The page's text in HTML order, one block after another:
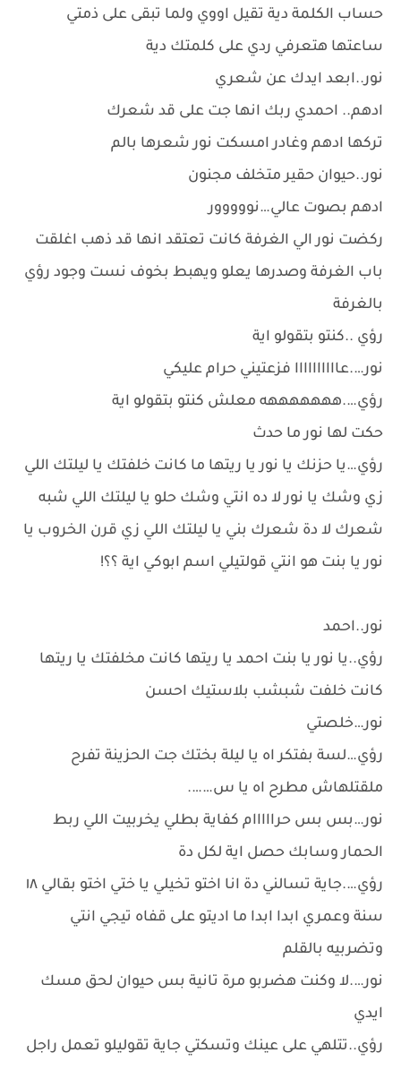
حساب الكلمة دية تقيل اووي ولما تبقى على ذمتي
ساعتها هتعرفي ردي على كلمتك دية
نور..ابعد ايدك عن شعري
ادهم.. احمدي ربك انها جت على قد شعرك
تركها ادهم وغادر امسكت نور شعرها بالم
نور..حيوان حقير متخلف مجنون
ادهم بصوت عالي…نووووور
ركضت نور الي الغرفة كانت تعتقد انها قد ذهب اغلقت
باب الغرفة وصدرها يعلو ويهبط بخوف نست وجود رؤي
بالغرفة
رؤي ..كنتو بتقولو اية
نور….عاااااااااا فزعتيني حرام عليكي
رؤي….هههههههه معلش كنتو بتقولو اية
حكت لها نور ما حدث
رؤي…يا حزنك يا نور يا ريتها ما كانت خلفتك يا ليلتك اللي
زي وشك يا نور لا ده انتي وشك حلو يا ليلتك اللي شبه
شعرك لا دة شعرك بني يا ليلتك اللي زي قرن الخروب يا
نور يا بنت هو انتي قولتيلي اسم ابوكي اية ؟؟!
نور..احمد
رؤي..يا نور يا بنت احمد يا ريتها كانت مخلفتك يا ريتها
كانت خلفت شبشب بلاستيك احسن
نور…خلصتي
رؤي…لسة بفتكر اه يا ليلة بختك جت الحزينة تفرح
ملقتلهاش مطرح اه يا س…….
نور…بس بس حرااااام كفاية بطلي يخربيت اللي ربط
الحمار وسابك حصل اية لكل دة
رؤي….جاية تسالني دة انا اختو تخيلي يا ختي اختو بقالي ١٨
سنة وعمري ابدا ابدا ما اديتو على قفاه تيجي انتي
وتضربيه بالقلم
نور….لا وكنت هضربو مرة تانية بس حيوان لحق مسك
ايدي
رؤي..تتلهي على عينك وتسكتي جاية تقوليلو تعمل راجل